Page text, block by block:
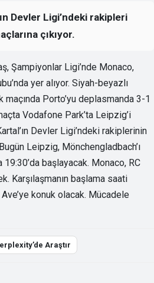
Devler Ligi’ndeki rakipleri
çıkıyor.
Şampiyonlar Ligi’nde Monaco,
yer alıyor. Siyah-beyazlı
maçında Porto’yu deplasmanda 3-1
Vodafone Park’ta Leipzig’i
Devler Ligi’ndeki rakiplerinin
Leipzig, Mönchengladbach’ı
başlayacak. Monaco, RC
Karşılaşmanın başlama saati
konuk olacak. Mücadele
Araştır